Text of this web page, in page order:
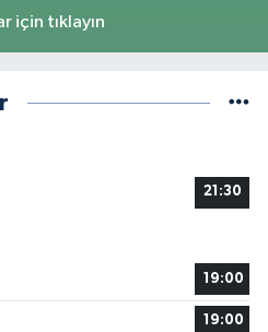
için tıklayın
21:30
19:00
19:00